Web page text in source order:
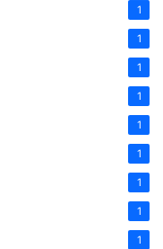
1
1
1
1
1
1
1
1
1